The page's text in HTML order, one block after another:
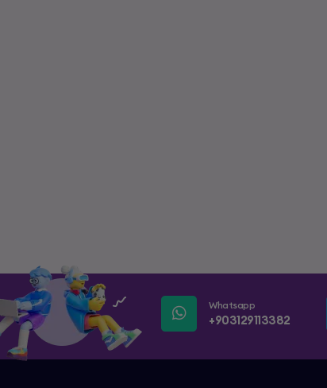
Whatsapp
+903129113382